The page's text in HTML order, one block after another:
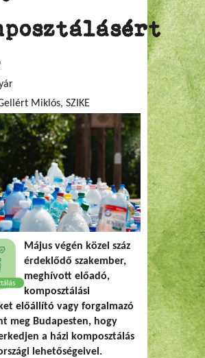
Miklós, SZIKE
Május végén közel száz
érdeklődő szakember,
meghívott előadó,
komposztálási
előállító vagy forgalmazó
meg Budapesten, hogy
a házi komposztálás
lehetőségeivel.